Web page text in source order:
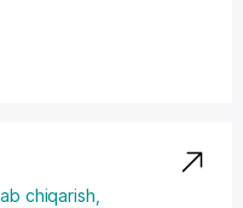
chiqarish,